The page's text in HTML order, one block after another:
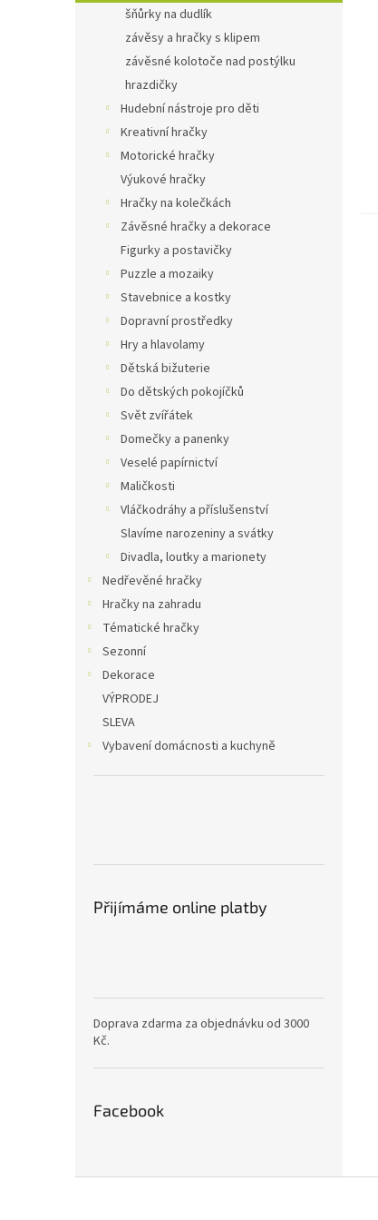
n
šňůrky na dudlík
závěsy a hračky s klipem
závěsné kolotoče nad postýlku
hrazdičky
Hudební nástroje pro děti
Kreativní hračky
Motorické hračky
Výukové hračky
Hračky na kolečkách
Závěsné hračky a dekorace
Figurky a postavičky
Puzzle a mozaiky
Stavebnice a kostky
Dopravní prostředky
Hry a hlavolamy
Dětská bižuterie
Do dětských pokojíčků
Svět zvířátek
Domečky a panenky
Veselé papírnictví
Maličkosti
Vláčkodráhy a příslušenství
Slavíme narozeniny a svátky
Divadla, loutky a marionety
Nedřevěné hračky
Hračky na zahradu
Tématické hračky
Sezonní
Dekorace
VÝPRODEJ
SLEVA
Vybavení domácnosti a kuchyně
Přijímáme online platby
Doprava zdarma za objednávku od 3000
Kč.
Facebook